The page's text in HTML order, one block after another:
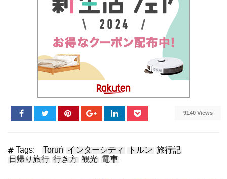
9140 Views
Tags: Toruń インターシティ トルン 旅行記
日帰り旅行 行き方 観光 電車